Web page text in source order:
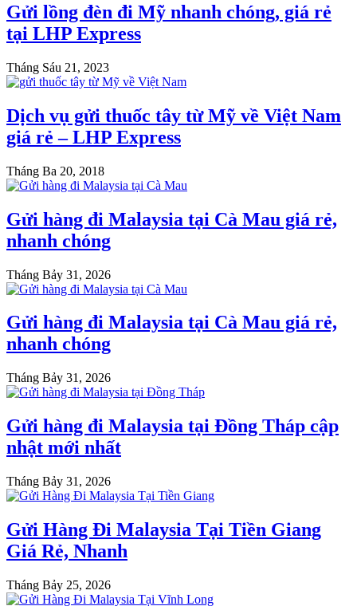
Gửi lồng đèn đi Mỹ nhanh chóng, giá rẻ
tại LHP Express
Tháng Sáu 21, 2023
Dịch vụ gửi thuốc tây từ Mỹ về Việt Nam
giá rẻ – LHP Express
Tháng Ba 20, 2018
Gửi hàng đi Malaysia tại Cà Mau giá rẻ,
nhanh chóng
Tháng Bảy 31, 2026
Gửi hàng đi Malaysia tại Cà Mau giá rẻ,
nhanh chóng
Tháng Bảy 31, 2026
Gửi hàng đi Malaysia tại Đồng Tháp cập
nhật mới nhất
Tháng Bảy 31, 2026
Gửi Hàng Đi Malaysia Tại Tiền Giang
Giá Rẻ, Nhanh
Tháng Bảy 25, 2026